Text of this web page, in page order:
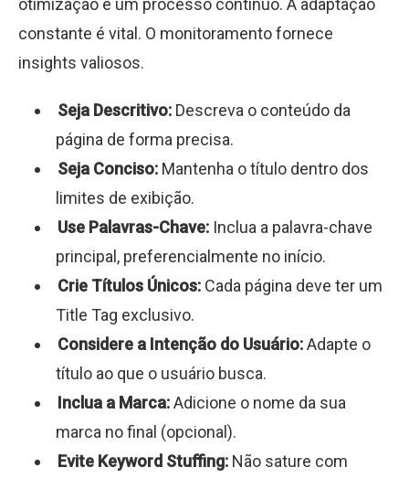
constante é vital. O monitoramento fornece
insights valiosos.
Seja Descritivo: Descreva o conteúdo da
página de forma precisa.
Seja Conciso: Mantenha o título dentro dos
limites de exibição.
Use Palavras-Chave: Inclua a palavra-chave
principal, preferencialmente no início.
Crie Títulos Únicos: Cada página deve ter um
Title Tag exclusivo.
Considere a Intenção do Usuário:Adapte o
título ao que o usuário busca.
Inclua a Marca:Adicione o nome da sua
marca no final (opcional).
Evite Keyword Stuffing: Não sature com